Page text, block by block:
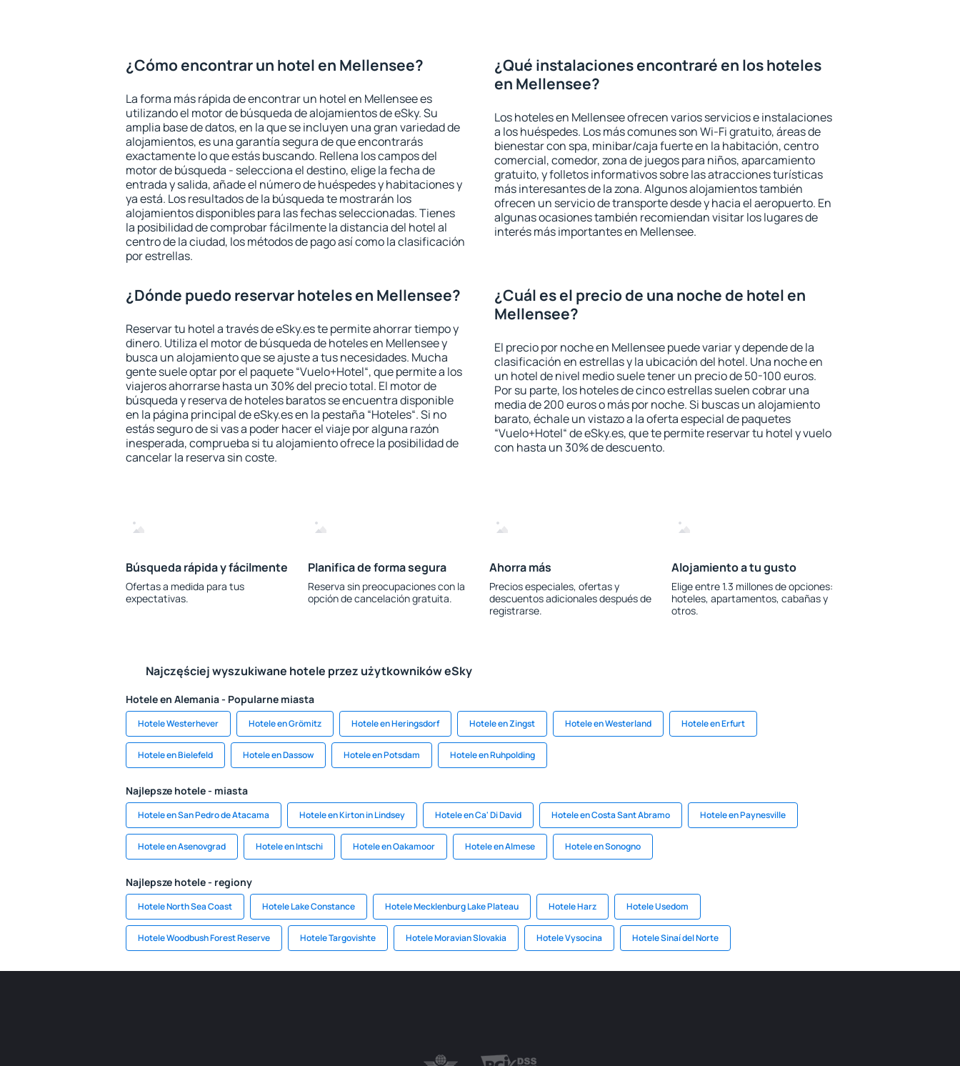
¿Cómo encontrar un hotel en Mellensee?
La forma más rápida de encontrar un hotel en Mellensee es
utilizando el motor de búsqueda de alojamientos de eSky. Su
amplia base de datos, en la que se incluyen una gran variedad de
alojamientos, es una garantía segura de que encontrarás
exactamente lo que estás buscando. Rellena los campos del
motor de búsqueda - selecciona el destino, elige la fecha de
entrada y salida, añade el número de huéspedes y habitaciones y
ya está. Los resultados de la búsqueda te mostrarán los
alojamientos disponibles para las fechas seleccionadas. Tienes
la posibilidad de comprobar fácilmente la distancia del hotel al
centro de la ciudad, los métodos de pago así como la clasificación
por estrellas.
¿Qué instalaciones encontraré en los hoteles
en Mellensee?
Los hoteles en Mellensee ofrecen varios servicios e instalaciones
a los huéspedes. Los más comunes son Wi-Fi gratuito, áreas de
bienestar con spa, minibar/caja fuerte en la habitación, centro
comercial, comedor, zona de juegos para niños, aparcamiento
gratuito, y folletos informativos sobre las atracciones turísticas
más interesantes de la zona. Algunos alojamientos también
ofrecen un servicio de transporte desde y hacia el aeropuerto. En
algunas ocasiones también recomiendan visitar los lugares de
interés más importantes en Mellensee.
¿Dónde puedo reservar hoteles en Mellensee?
Reservar tu hotel a través de eSky.es te permite ahorrar tiempo y
dinero. Utiliza el motor de búsqueda de hoteles en Mellensee y
busca un alojamiento que se ajuste a tus necesidades. Mucha
gente suele optar por el paquete “Vuelo+Hotel“, que permite a los
viajeros ahorrarse hasta un 30% del precio total. El motor de
búsqueda y reserva de hoteles baratos se encuentra disponible
en la página principal de eSky.es en la pestaña “Hoteles“. Si no
estás seguro de si vas a poder hacer el viaje por alguna razón
inesperada, comprueba si tu alojamiento ofrece la posibilidad de
cancelar la reserva sin coste.
¿Cuál es el precio de una noche de hotel en
Mellensee?
El precio por noche en Mellensee puede variar y depende de la
clasificación en estrellas y la ubicación del hotel. Una noche en
un hotel de nivel medio suele tener un precio de 50-100 euros.
Por su parte, los hoteles de cinco estrellas suelen cobrar una
media de 200 euros o más por noche. Si buscas un alojamiento
barato, échale un vistazo a la oferta especial de paquetes
“Vuelo+Hotel“ de eSky.es, que te permite reservar tu hotel y vuelo
con hasta un 30% de descuento.
Búsqueda rápida y fácilmente
Ofertas a medida para tus
expectativas.
Planifica de forma segura
Reserva sin preocupaciones con la
opción de cancelación gratuita.
Ahorra más
Precios especiales, ofertas y
descuentos adicionales después de
registrarse.
Alojamiento a tu gusto
Elige entre 1.3 millones de opciones:
hoteles, apartamentos, cabañas y
otros.
Najczęściej wyszukiwane hotele przez użytkowników eSky
Hotele en Alemania - Popularne miasta
Hotele Westerhever Hotele en Grömitz Hotele en Heringsdorf Hotele en Zingst Hotele en Westerland Hotele en Erfurt
Hotele en Bielefeld Hotele en Dassow Hotele en Potsdam Hotele en Ruhpolding
Najlepsze hotele - miasta
Hotele en San Pedro de Atacama Hotele en Kirton in Lindsey Hotele en Ca' Di David Hotele en Costa Sant Abramo Hotele en Paynesville
Hotele en Asenovgrad Hotele en Intschi Hotele en Oakamoor Hotele en Almese Hotele en Sonogno
Najlepsze hotele - regiony
Hotele North Sea Coast Hotele Lake Constance Hotele Mecklenburg Lake Plateau Hotele Harz Hotele Usedom
Hotele Woodbush Forest Reserve Hotele Targovishte Hotele Moravian Slovakia Hotele Vysocina Hotele Sinaí del Norte